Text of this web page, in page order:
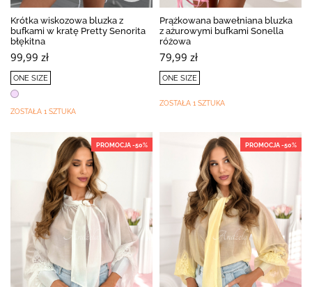
Krótka wiskozowa bluzka z
bufkami w kratę Pretty Senorita
błękitna
99,99 zł
ONE SIZE
ZOSTAŁA 1 SZTUKA
Prążkowana bawełniana bluzka
z ażurowymi bufkami Sonella
różowa
79,99 zł
ONE SIZE
ZOSTAŁA 1 SZTUKA
PROMOCJA -50% PROMOCJA -50%